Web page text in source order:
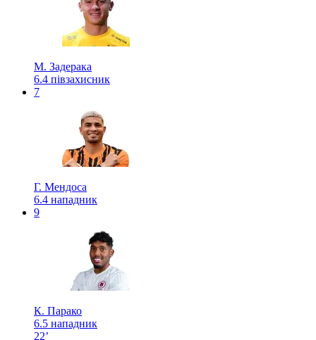
М. Задерака
6.4 півзахисник
7
Г. Мендоса
6.4 нападник
9
К. Парако
6.5 нападник
22’